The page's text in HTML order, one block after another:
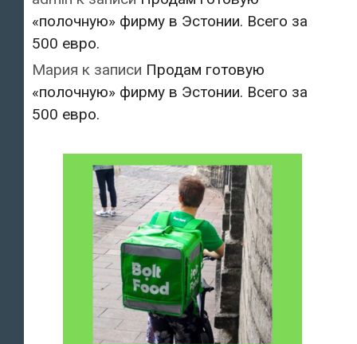
«полочную» фирму в Эстонии. Всего за
500 евро.
Мария к записи Продам готовую
«полочную» фирму в Эстонии. Всего за
500 евро.